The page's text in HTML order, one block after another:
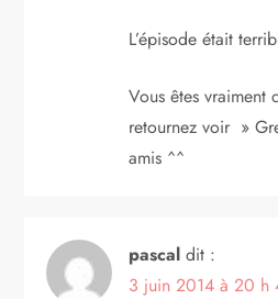
L’épisode était
Vous êtes vraiment
retournez voir »
amis ^^
pascal dit :
3 juin 2014 à 20 h